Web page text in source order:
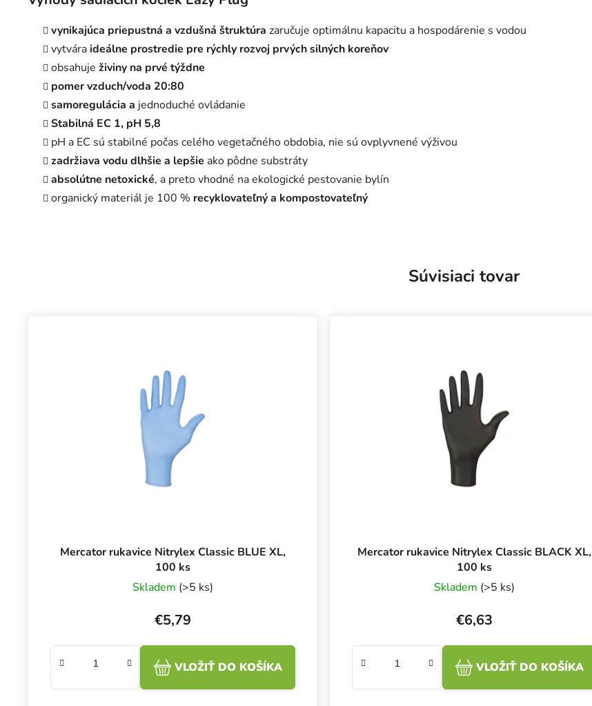
vynikajúca priepustná a vzdušná štruktúra zaručuje optimálnu kapacitu a hospodárenie s vodou
vytváraideálne prostredie pre rýchly rozvoj prvých silných koreňov
obsahuje živiny na prvé týždne
pomer vzduch/voda 20:80
samoregulácia a jednoduché ovládanie
Stabilná EC 1, pH 5,8
pH a EC sú stabilné počas celého vegetačného obdobia, nie sú ovplyvnené výživou
zadržiava vodu dlhšie a lepšie ako pôdne substráty
absolútne netoxické, a preto vhodné na ekologické pestovanie bylín
organický materiál je 100 % recyklovateľný a kompostovateľný
Súvisiaci tovar
Mercator rukavice Nitrylex Classic BLUE XL,
100 ks
Skladem (>5 ks)
€5,79
VLOŽIŤ DO KOŠÍKA
Mercator rukavice Nitrylex Classic BLACK XL,
100 ks
Skladem (>5 ks)
€6,63
VLOŽIŤ DO KOŠÍKA